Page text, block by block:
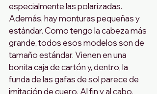
especialmente las polarizadas.
Además, hay monturas pequeñas y
estándar. Como tengo la cabeza más
grande, todos esos modelos son de
tamaño estándar. Vienen en una
bonita caja de cartón y, dentro, la
funda de las gafas de sol parece de
imitación de cuero. Al fin y al cabo,